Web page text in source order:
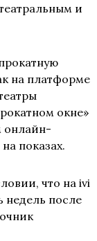
и
на платформе
окне»
онлайн-
показах.
что на ivi
недель после